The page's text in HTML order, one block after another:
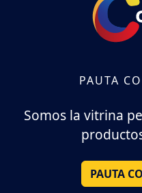
PAUTA
Somos la vitrina
PAUTA